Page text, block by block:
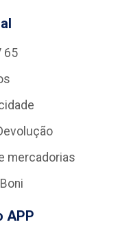
65
mercadorias
APP